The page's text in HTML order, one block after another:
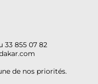
33 855 07 82
de nos priorités.